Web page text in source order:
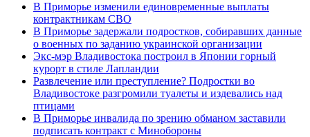
В Приморье изменили единовременные выплаты
контрактникам СВО
В Приморье задержали подростков, собиравших данные
о военных по заданию украинской организации
Экс-мэр Владивостока построил в Японии горный
курорт в стиле Лапландии
Развлечение или преступление? Подростки во
Владивостоке разгромили туалеты и издевались над
птицами
В Приморье инвалида по зрению обманом заставили
подписать контракт с Минобороны